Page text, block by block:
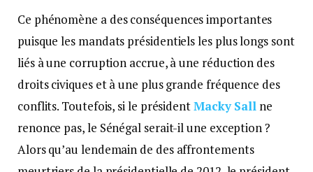
Ce phénomène a des conséquences importantes
puisque les mandats présidentiels les plus longs sont
liés à une corruption accrue, à une réduction des
droits civiques et à une plus grande fréquence des
conflits. Toutefois, si le présidentMacky Sall ne
renonce pas, le Sénégal serait-il une exception ?
Alors qu’au lendemain de des affrontements